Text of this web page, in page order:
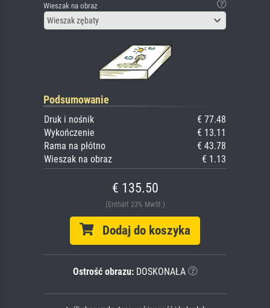
Wieszak na obraz
Wieszak zębaty
Podsumowanie
Druk i nośnik
€ 77.48
Wykończenie
€ 13.11
Rama na płótno
€ 43.78
Wieszak na obraz
€ 1.13
€ 135.50
(Enthält 23% MwSt.)
Dodaj do koszyka
Ostrość obrazu:DOSKONAŁA